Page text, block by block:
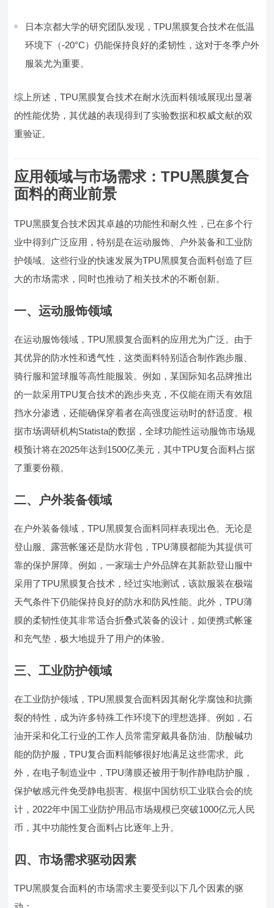
日本京都大学的研究团队发现，TPU黑膜复合技术在低温
环境下（-20°C）仍能保持良好的柔韧性，这对于冬季户外
服装尤为重要。
综上所述，TPU黑膜复合技术在耐水洗面料领域展现出显著
的性能优势，其优越的表现得到了实验数据和权威文献的双
重验证。
应用领域与市场需求：TPU黑膜复合
面料的商业前景
TPU黑膜复合技术因其卓越的功能性和耐久性，已在多个行
业中得到广泛应用，特别是在运动服饰、户外装备和工业防
护领域。这些行业的快速发展为TPU黑膜复合面料创造了巨
大的市场需求，同时也推动了相关技术的不断创新。
一、运动服饰领域
在运动服饰领域，TPU黑膜复合面料的应用尤为广泛。由于
其优异的防水性和透气性，这类面料特别适合制作跑步服、
骑行服和篮球服等高性能服装。例如，某国际知名品牌推出
的一款采用TPU复合技术的跑步夹克，不仅能在雨天有效阻
挡水分渗透，还能确保穿着者在高强度运动时的舒适度。根
据市场调研机构Statista的数据，全球功能性运动服饰市场规
模预计将在2025年达到1500亿美元，其中TPU复合面料占据
了重要份额。
二、户外装备领域
在户外装备领域，TPU黑膜复合面料同样表现出色。无论是
登山服、露营帐篷还是防水背包，TPU薄膜都能为其提供可
靠的保护屏障。例如，一家瑞士户外品牌在其新款登山服中
采用了TPU黑膜复合技术，经过实地测试，该款服装在极端
天气条件下仍能保持良好的防水和防风性能。此外，TPU薄
膜的柔韧性使其非常适合折叠式装备的设计，如便携式帐篷
和充气垫，极大地提升了用户的体验。
三、工业防护领域
在工业防护领域，TPU黑膜复合面料因其耐化学腐蚀和抗撕
裂的特性，成为许多特殊工作环境下的理想选择。例如，石
油开采和化工行业的工作人员常需穿戴具备防油、防酸碱功
能的防护服，TPU复合面料能够很好地满足这些需求。此
外，在电子制造业中，TPU薄膜还被用于制作静电防护服，
保护敏感元件免受静电损害。根据中国纺织工业联合会的统
计，2022年中国工业防护用品市场规模已突破1000亿元人民
币，其中功能性复合面料占比逐年上升。
四、市场需求驱动因素
TPU黑膜复合面料的市场需求主要受到以下几个因素的驱